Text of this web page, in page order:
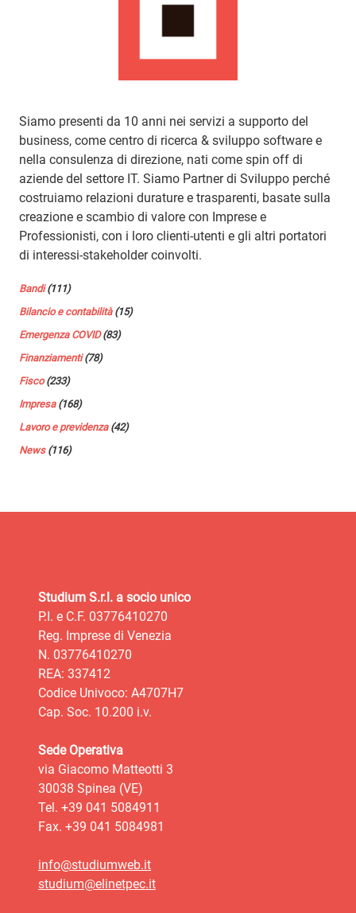
Siamo presenti da 10 anni nei servizi a supporto del
business, come centro di ricerca & sviluppo software e
nella consulenza di direzione, nati come spin off di
aziende del settore IT. Siamo Partner di Sviluppo perché
costruiamo relazioni durature e trasparenti, basate sulla
creazione e scambio di valore con Imprese e
Professionisti, con i loro clienti-utenti e gli altri portatori
di interessi-stakeholder coinvolti.
Bandi(111)
Bilancio e contabilità(15)
Emergenza COVID(83)
Finanziamenti(78)
Fisco(233)
Impresa(168)
Lavoro e previdenza(42)
News(116)
Studium S.r.l. a socio unico
P.I. e C.F. 03776410270
Reg. Imprese di Venezia
N. 03776410270
REA: 337412
Codice Univoco: A4707H7
Cap. Soc. 10.200 i.v.
Sede Operativa
via Giacomo Matteotti 3
30038 Spinea (VE)
Tel. +39 041 5084911
Fax. +39 041 5084981
info@studiumweb.it
studium@elinetpec.it